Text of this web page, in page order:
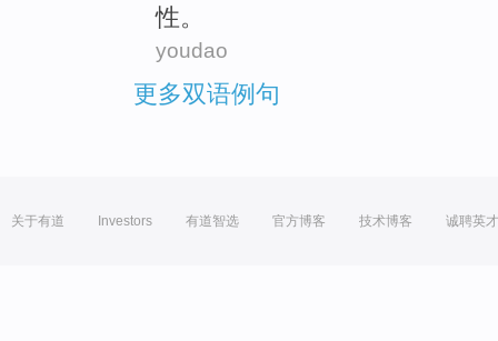
性。
youdao
更多双语例句
关于有道 Investors 有道智选 官方博客 技术博客 诚聘英才